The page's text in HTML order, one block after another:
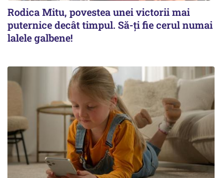
Rodica Mitu, povestea unei victorii mai
puternice decât timpul. Să-ți fie cerul numai
lalele galbene!